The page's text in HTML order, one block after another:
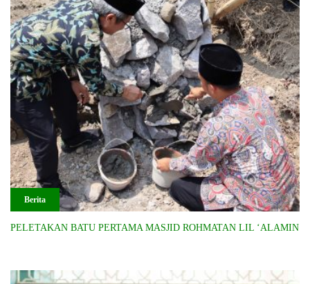
Berita
PELETAKAN BATU PERTAMA MASJID ROHMATAN LIL ‘ALAMIN